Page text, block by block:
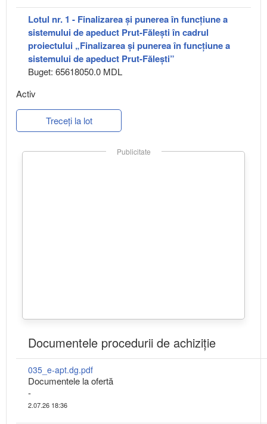
Lotul nr. 1 - Finalizarea și punerea în funcțiune a
sistemului de apeduct Prut-Fălești în cadrul
proiectului „Finalizarea și punerea în funcțiune a
sistemului de apeduct Prut-Fălești”
Buget: 65618050.0 MDL
Activ
Treceți la lot
Publicitate
Documentele procedurii de achiziție
035_e-apt.dg.pdf
Documentele la ofertă
-
2.07.26 18:36